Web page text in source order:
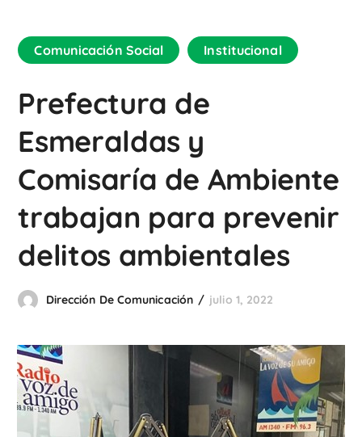
Comunicación Social Institucional
Prefectura de
Esmeraldas y
Comisaría de Ambiente
trabajan para prevenir
delitos ambientales
Dirección De Comunicación julio 1, 2022